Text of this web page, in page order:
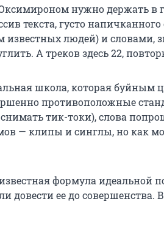
нужно держать в
текста, густо
известных людей) и словами,
А треков здесь 22,
школа, которая буйным
противоположные
тик-токи), слова
— клипы и синглы, но как
формула идеальной
довести ее до совершенства.